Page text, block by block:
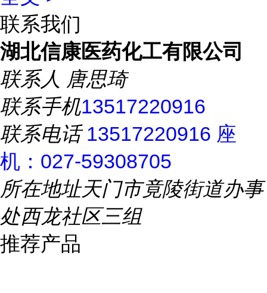
联系我们
湖北信康医药化工有限公司
联系人 唐思琦
联系手机13517220916
联系电话13517220916 座
机：027-59308705
所在地址天门市竟陵街道办事
处西龙社区三组
推荐产品